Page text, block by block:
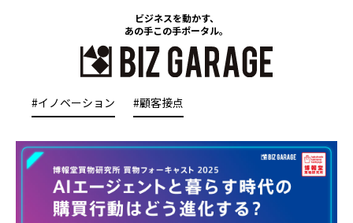
ビジネスを動かす、
あの手この手ポータル。
#イノベーション #顧客接点